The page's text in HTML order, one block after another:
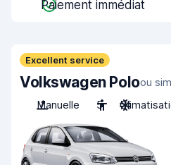
Paiement immédiat
Excellent service
Volkswagen Poloou
Manuelle
5